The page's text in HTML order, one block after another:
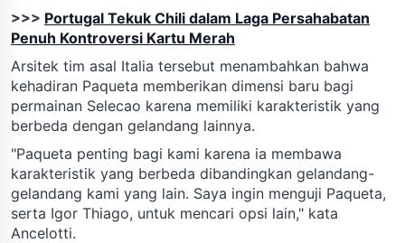
>>> Portugal Tekuk Chili dalam Laga Persahabatan
Penuh Kontroversi Kartu Merah
Arsitek tim asal Italia tersebut menambahkan bahwa
kehadiran Paqueta memberikan dimensi baru bagi
permainan Selecao karena memiliki karakteristik yang
berbeda dengan gelandang lainnya.
"Paqueta penting bagi kami karena ia membawa
karakteristik yang berbeda dibandingkan gelandang-
gelandang kami yang lain. Saya ingin menguji Paqueta,
serta Igor Thiago, untuk mencari opsi lain," kata
Ancelotti.